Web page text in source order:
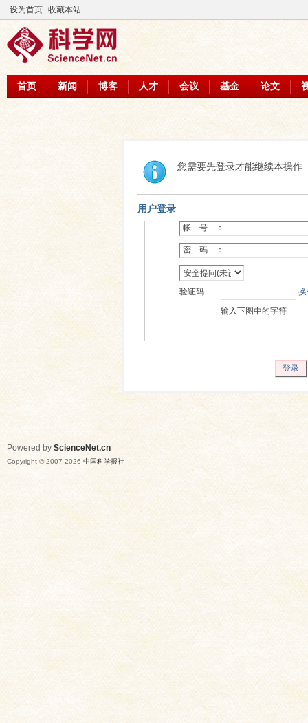
设为首页 收藏本站
首页 新闻 博客 人才 会议 基金 论文
您需要先登录才能继续本操作
用户登录
帐 号 ：
密 码 ：
验证码
输入下图中的字符
登录
Powered by ScienceNet.cn
Copyright © 2007-2026 中国科学报社